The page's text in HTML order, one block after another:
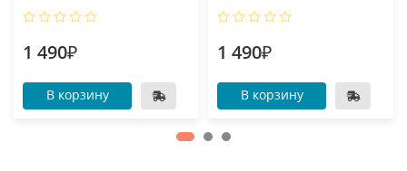
1 490₽
В корзину
1 490₽
В корзину